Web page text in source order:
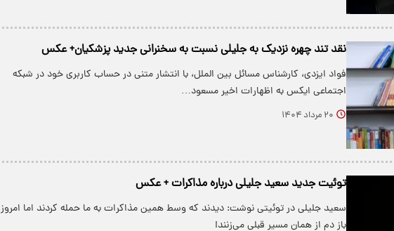
نقد تند چهره نزدیک به جلیلی نسبت به سخنرانی جدید پزشکیان+ عکس
فواد ایزدی، کارشناس مسائل بین الملل، با انتشار متنی در حساب کاربری خود در شبکه
اجتماعی ایکس به اظهارات اخیر مسعود…
۲۰ مرداد ۱۴۰۴
توئیت جدید سعید جلیلی درباره مذاکرات + عکس
سعید جلیلی در توئیتی نوشت: دیدند که وسط همین مذاکرات به ما حمله کردند اما امروز
باز دم از همان مسیر قبلی می‌زنند! ‌